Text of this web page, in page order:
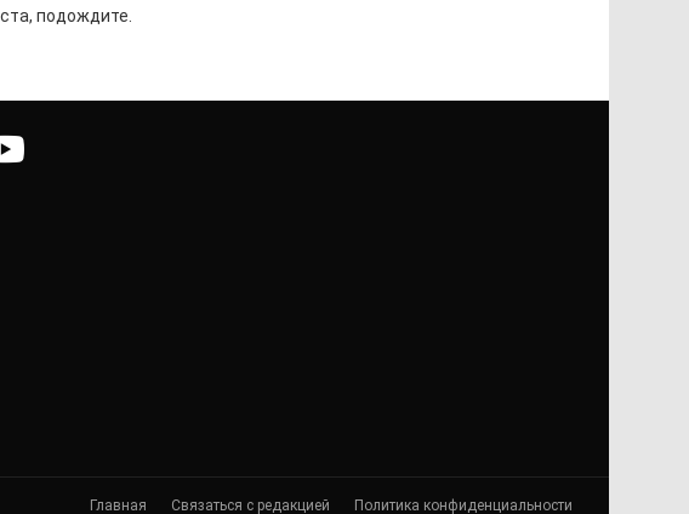
подождите.
youtube
Главная Связаться с редакцией Политика конфиденциальности